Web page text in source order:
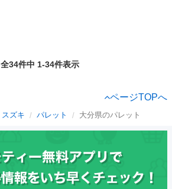
全34件中 1-34件表示
ページTOPへ
スズキ パレット 大分県のパレット